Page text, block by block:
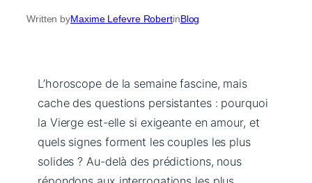
Written byMaxime Lefevre RobertinBlog
L’horoscope de la semaine fascine, mais
cache des questions persistantes : pourquoi
la Vierge est-elle si exigeante en amour, et
quels signes forment les couples les plus
solides ? Au-delà des prédictions, nous